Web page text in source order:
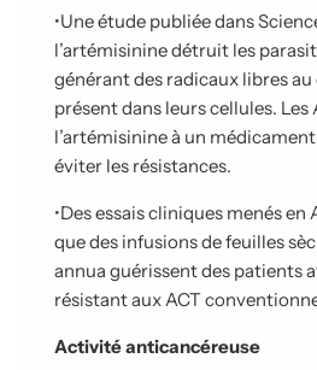
•Une étude publiée dans
l’artémisinine détruit les
générant des radicaux libres
présent dans leurscellules.
l’artémisinine à un
éviter les résistances.
•Des essais cliniques menés
que des infusions de feuilles
annua guérissent des patients
résistant auxACT
Activité anticancéreuse